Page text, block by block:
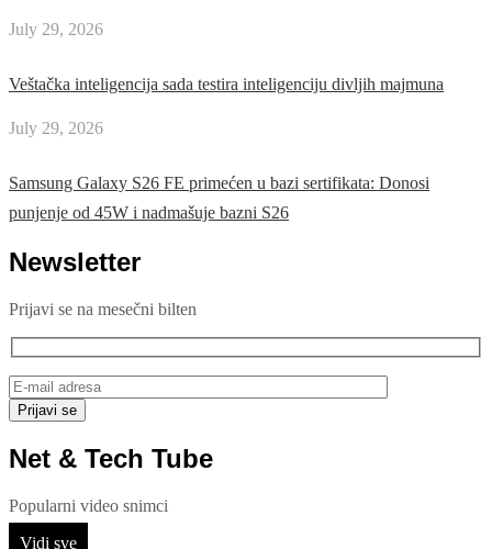
July 29, 2026
Veštačka inteligencija sada testira inteligenciju divljih majmuna
July 29, 2026
Samsung Galaxy S26 FE primećen u bazi sertifikata: Donosi
punjenje od 45W i nadmašuje bazni S26
Newsletter
Prijavi se na mesečni bilten
Net & Tech Tube
Popularni video snimci
Vidi sve